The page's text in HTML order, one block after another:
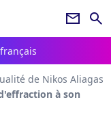
newsletter search
de Nikos Aliagas
à son